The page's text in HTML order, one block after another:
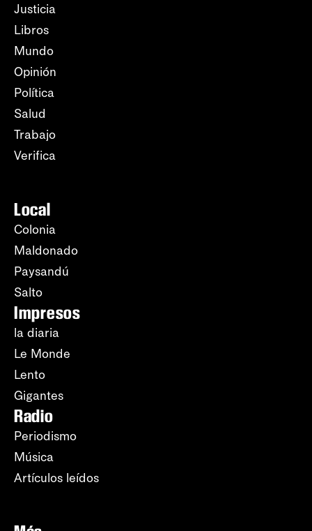
Justicia
Libros
Mundo
Opinión
Política
Salud
Trabajo
Verifica
Local
Colonia
Maldonado
Paysandú
Salto
Impresos
la diaria
Le Monde
Lento
Gigantes
Radio
Periodismo
Música
Artículos leídos